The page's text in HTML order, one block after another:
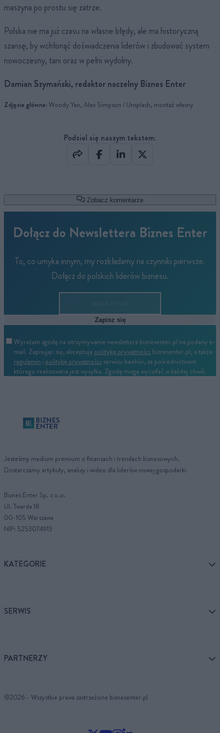
maszyna po prostu się zatrze.
Polska nie ma już czasu na własne błędy, ale ma historyczną
szansę, by wchłonąć doświadczenia liderów i zbudować system
nowoczesny, tani oraz w pełni wydolny.
Damian Szymański, redaktor naczelny Biznes Enter
Zdjęcie główne: Woody Yan, Alex Simpson / Unsplash, montaż własny
Podziel się naszym tekstem:
Zobacz komentarze
Dołącz do Newslettera Biznes Enter
To, co umyka innym, my rozkładamy na czynniki pierwsze.
Dołącz do polskich liderów biznesu.
Zapisz się
Wyrażam zgodę na otrzymywanie newslettera biznesenter.pl na podany e-
mail. Zapisując się, akceptuję politykę prywatności biznesenter.pl, a także
regulamin i politykę prywatności serwisu beehiiv, za pośrednictwem
którego realizowana jest wysyłka. Zgodę mogę wycofać w każdej chwili.
Jesteśmy medium premium o finansach i trendach biznesowych.
Dostarczamy artykuły, analizy i wideo dla liderów nowej gospodarki
Biznes Enter Sp. z o.o.
Ul. Twarda 18
00-105 Warszawa
NIP: 5253074913
KATEGORIE
SERWIS
PARTNERZY
©2026 - Wszystkie prawa zastrzeżone biznesenter.pl